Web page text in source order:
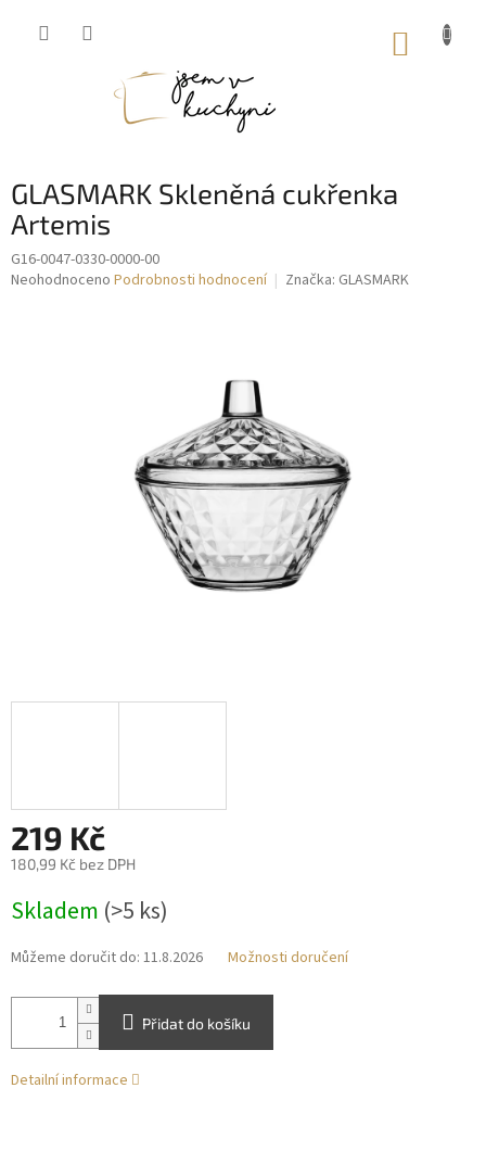
GLASMARK Skleněná cukřenka
Artemis
G16-0047-0330-0000-00
Průměrné
Neohodnoceno Podrobnosti hodnocení Značka: GLASMARK
219 Kč
180,99 Kč bez DPH
cena:
Skladem (>5 ks)
Můžeme doručit do: 11.8.2026 Možnosti doručení
Přidat do košíku
Detailní informace